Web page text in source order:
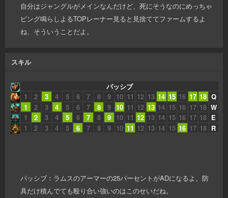
自分はジャングルがメインなんだけど、死にそうなのにめっちゃ
ピング鳴らしよるTOPレーナー見ると見捨ててファームするよ
ね、そういうことだよ。
スキル
パッシブ
1
2 3 4 5 6 7 8 9 10 11 12 13 14 15 16 17 18 Q
1
2 3 4 5 6 7 8 9 10 11 12 13 14 15 16 17 18 W
1
2 3 4 5 6 7 8 9 10 11 12 13 14 15 16 17 18 E
1
2 3 4 5 6 7 8 9 10 11 12 13 14 15 16 17 18 R
パッシブ：ラムスのアーマーの25パーセントがADになるよ。防
具だけ積んでても殴り合い強いのはこのせいだね。